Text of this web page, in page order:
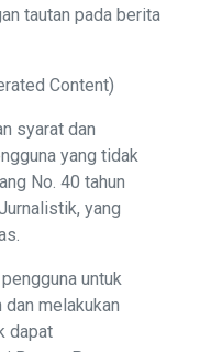
tautan pada berita
Content)
syarat dan
yang tidak
No. 40 tahun
yang
untuk
melakukan
dapat